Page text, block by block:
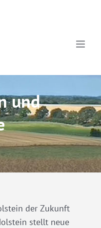
und
der Zukunft
stellt neue